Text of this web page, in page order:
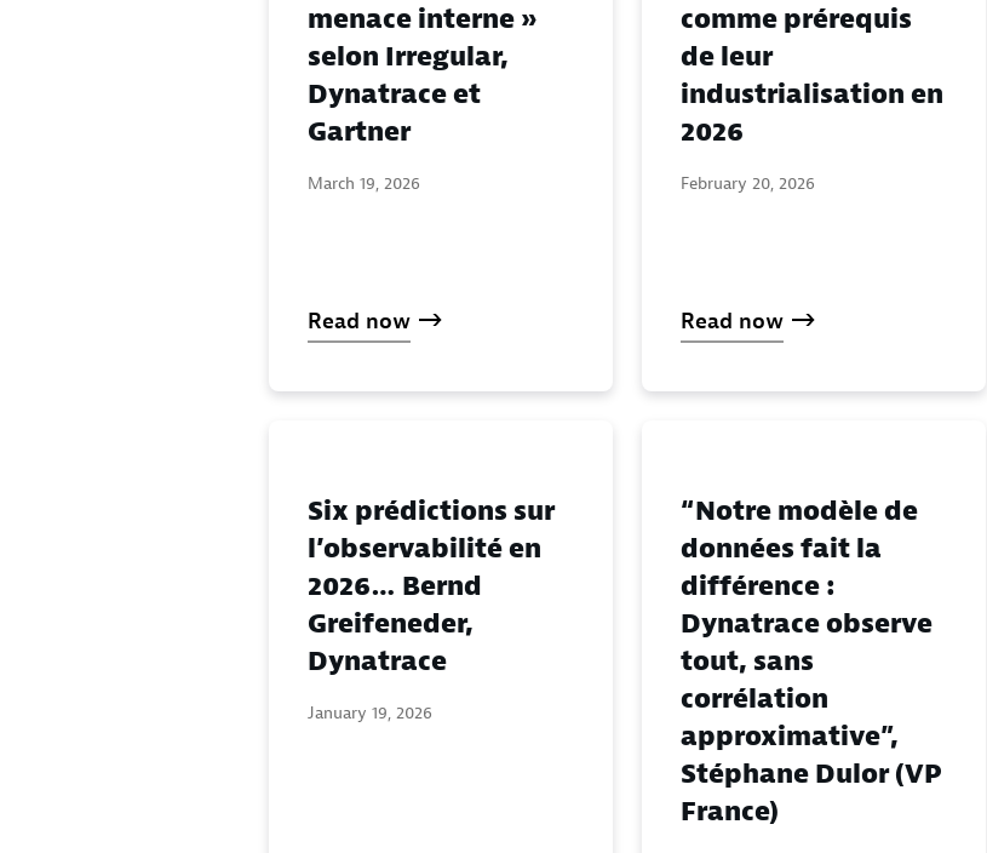
menace interne »
selon Irregular,
Dynatrace et
Gartner
March 19, 2026
Read now
comme prérequis
de leur
industrialisation en
2026
February 20, 2026
Read now
Six prédictions sur
l’observabilité en
2026… Bernd
Greifeneder,
Dynatrace
January 19, 2026
“Notre modèle de
données fait la
différence :
Dynatrace observe
tout, sans
corrélation
approximative”,
Stéphane Dulor (VP
France)